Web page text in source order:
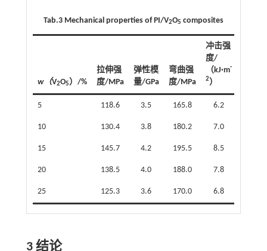
Tab.3 Mechanical properties of PI/V2O5 composites
w（V2O5）/%
拉伸强
度/MPa
弹性模
量/GPa
弯曲强
度/MPa
冲击强
度/
（kJ·m-
2）
5 118.6 3.5 165.8 6.2
10 130.4 3.8 180.2 7.0
15 145.7 4.2 195.5 8.5
20 138.5 4.0 188.0 7.8
25 125.3 3.6 170.0 6.8
3 结论